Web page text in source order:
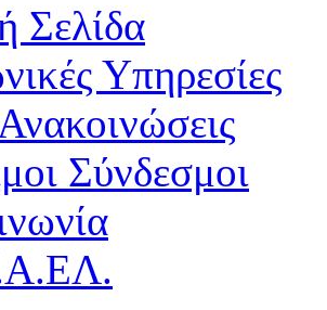
Σελίδα
Υπηρεσίες
Σύνδεσμοι